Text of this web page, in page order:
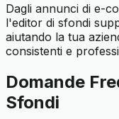
Dagli annunci di e-
l'editor di sfondi
aiutando la tua
consistenti e
Domande
Sfondi